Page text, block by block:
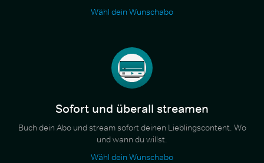
Wähl dein Wunschabo
Sofort und überall streamen
Buch dein Abo und stream sofort deinen Lieblingscontent. Wo
und wann du willst.
Wähl dein Wunschabo